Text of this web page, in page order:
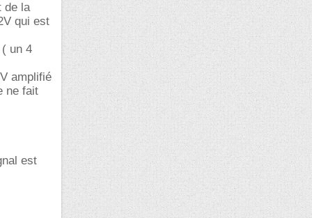
de la
qui est
un 4
amplifié
ne fait
est